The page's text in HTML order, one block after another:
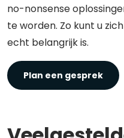
no-nonsense
te worden. Zo kunt u
echt belangrijk is.
Plan een gesprek